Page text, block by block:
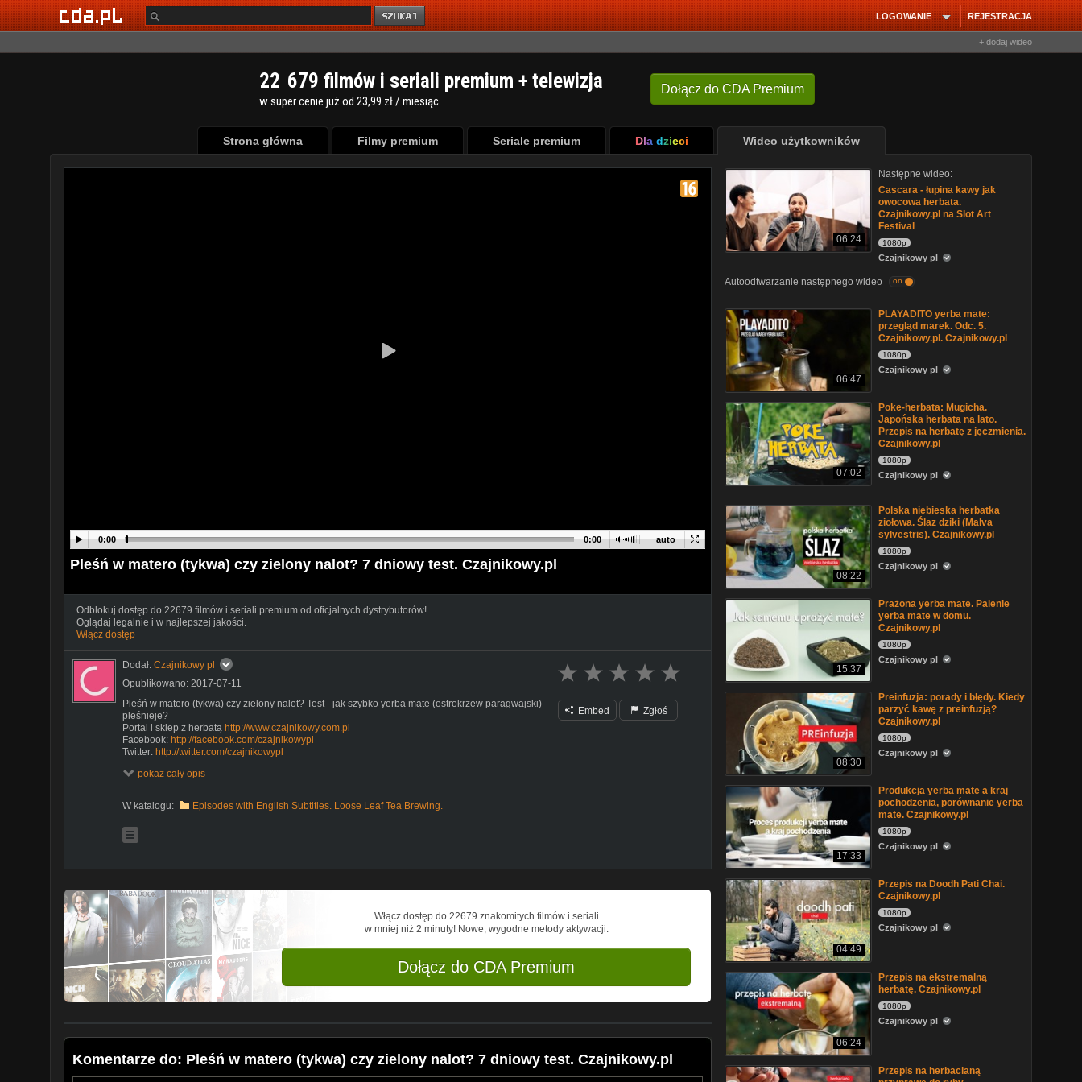
REJESTRACJA
LOGOWANIE
+ dodaj wideo
Dołącz do CDA Premium
22 679 filmów i seriali premium + telewizja
w super cenie już od 23,99 zł / miesiąc
Strona główna Filmy premium Seriale premium Dla dzieci Wideo użytkowników
auto
0:00 0:00
Pleśń w matero (tykwa) czy zielony nalot? 7 dniowy test. Czajnikowy.pl
Odblokuj dostęp do 22679 filmów i seriali premium od oficjalnych dystrybutorów!
Oglądaj legalnie i w najlepszej jakości.
Włącz dostęp
Dodał: Czajnikowy pl
Opublikowano: 2017-07-11
Pleśń w matero (tykwa) czy zielony nalot? Test - jak szybko yerba mate (ostrokrzew paragwajski)
pleśnieje?
Portal i sklep z herbatą http://www.czajnikowy.com.pl
Facebook: http://facebook.com/czajnikowypl
Twitter: http://twitter.com/czajnikowypl
pokaż cały opis
W katalogu: Episodes with English Subtitles. Loose Leaf Tea Brewing.
Embed Zgłoś
Włącz dostęp do 22679 znakomitych filmów i seriali
w mniej niż 2 minuty! Nowe, wygodne metody aktywacji.
Dołącz do CDA Premium
Komentarze do: Pleśń w matero (tykwa) czy zielony nalot? 7 dniowy test. Czajnikowy.pl
06:24
Następne wideo:
Cascara - łupina kawy jak
owocowa herbata.
Czajnikowy.pl na Slot Art
Festival
1080p
Czajnikowy pl
Autoodtwarzanie następnego wideo on
06:47
PLAYADITO yerba mate:
przegląd marek. Odc. 5.
Czajnikowy.pl. Czajnikowy.pl
1080p
Czajnikowy pl
07:02
Poke-herbata: Mugicha.
Japońska herbata na lato.
Przepis na herbatę z jęczmienia.
Czajnikowy.pl
1080p
Czajnikowy pl
08:22
Polska niebieska herbatka
ziołowa. Ślaz dziki (Malva
sylvestris). Czajnikowy.pl
1080p
Czajnikowy pl
15:37
Prażona yerba mate. Palenie
yerba mate w domu.
Czajnikowy.pl
1080p
Czajnikowy pl
08:30
Preinfuzja: porady i błędy. Kiedy
parzyć kawę z preinfuzją?
Czajnikowy.pl
1080p
Czajnikowy pl
17:33
Produkcja yerba mate a kraj
pochodzenia, porównanie yerba
mate. Czajnikowy.pl
1080p
Czajnikowy pl
04:49
Przepis na Doodh Pati Chai.
Czajnikowy.pl
1080p
Czajnikowy pl
06:24
Przepis na ekstremalną
herbatę. Czajnikowy.pl
1080p
Czajnikowy pl
Przepis na herbacianą